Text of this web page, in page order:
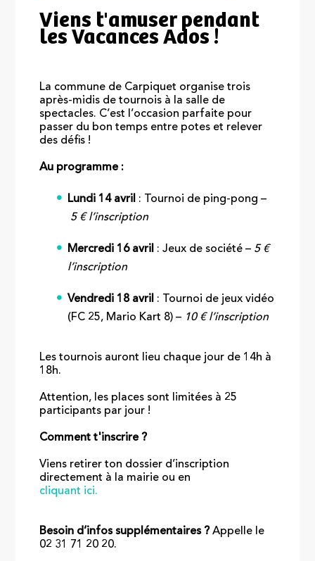
Viens t'amuser pendant
les Vacances Ados !
La commune de Carpiquet organise trois
après-midis de tournois à la salle de
spectacles. C’est l’occasion parfaite pour
passer du bon temps entre potes et relever
des défis !
Au programme :
Lundi 14 avril : Tournoi de ping-pong –
5 € l’inscription
Mercredi 16 avril : Jeux de société – 5 €
l’inscription
Vendredi 18 avril : Tournoi de jeux vidéo
(FC 25, Mario Kart 8) – 10 € l’inscription
Les tournois auront lieu chaque jour de 14h à
18h.
Attention, les places sont limitées à 25
participants par jour !
Comment t'inscrire ?
Viens retirer ton dossier d’inscription
directement à la mairie ou en
cliquant ici.
Besoin d’infos supplémentaires ?Appelle le
02 31 71 20 20.